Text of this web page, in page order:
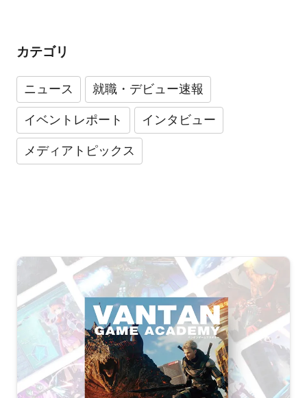
カテゴリ
ニュース 就職・デビュー速報
イベントレポート インタビュー
メディアトピックス